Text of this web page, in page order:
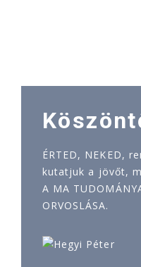
ÉRTED, NEKED,
kutatjuk a jövőt,
A MA
ORVOSLÁSA.